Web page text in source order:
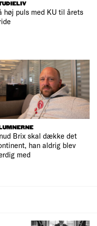
høj puls med KU til årets
Brix skal dække det
han aldrig blev
med